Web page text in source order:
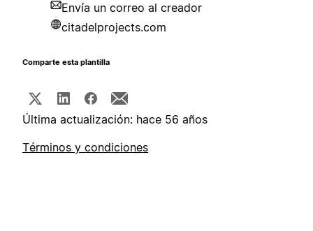
Envía un correo al creador
citadelprojects.com
Comparte esta plantilla
Última actualización: hace 56 años
Términos y condiciones